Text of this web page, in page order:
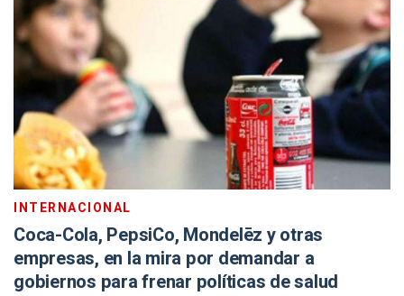
INTERNACIONAL
Coca-Cola, PepsiCo, Mondelēz y otras
empresas, en la mira por demandar a
gobiernos para frenar políticas de salud